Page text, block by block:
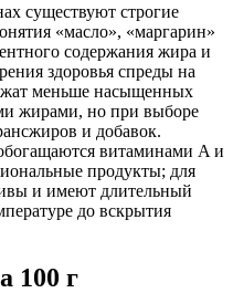
существуют строгие
«масло», «маргарин»
содержания жира и
здоровья спреды на
меньше насыщенных
жирами, но при выборе
и добавок.
витаминами A и
продукты; для
и имеют длительный
до вскрытия
100 г